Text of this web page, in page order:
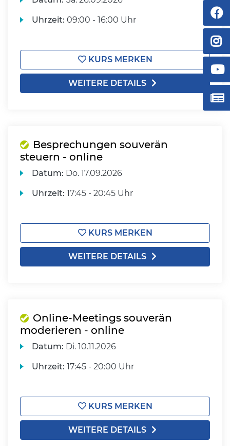
Uhrzeit: 09:00 - 16:00 Uhr
KURS MERKEN
WEITERE DETAILS
Besprechungen souverän
steuern - online
Datum: Do. 17.09.2026
Uhrzeit: 17:45 - 20:45 Uhr
KURS MERKEN
WEITERE DETAILS
Online-Meetings souverän
moderieren - online
Datum: Di. 10.11.2026
Uhrzeit: 17:45 - 20:00 Uhr
KURS MERKEN
WEITERE DETAILS